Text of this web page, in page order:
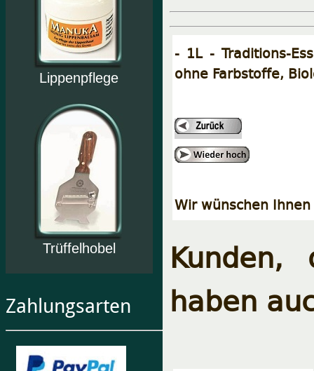
Lippenpflege
Trüffelhobel
Zahlungsarten
- 1L - Traditions-
ohne Farbstoffe,
Wir wünschen
haben